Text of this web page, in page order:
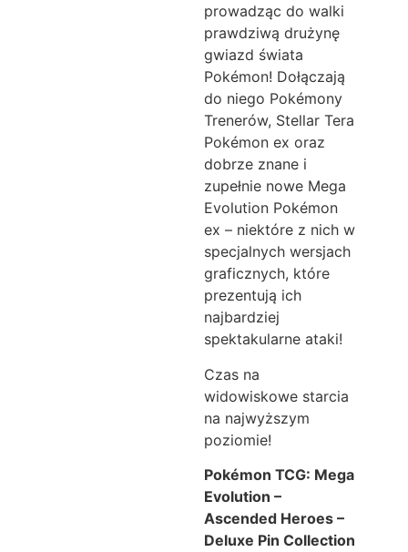
prowadząc do walki
prawdziwą drużynę
gwiazd świata
Pokémon! Dołączają
do niego Pokémony
Trenerów, Stellar Tera
Pokémon ex oraz
dobrze znane i
zupełnie nowe Mega
Evolution Pokémon
ex – niektóre z nich w
specjalnych wersjach
graficznych, które
prezentują ich
najbardziej
spektakularne ataki!
Czas na
widowiskowe starcia
na najwyższym
poziomie!
Pokémon TCG: Mega
Evolution –
Ascended Heroes –
Deluxe Pin Collection